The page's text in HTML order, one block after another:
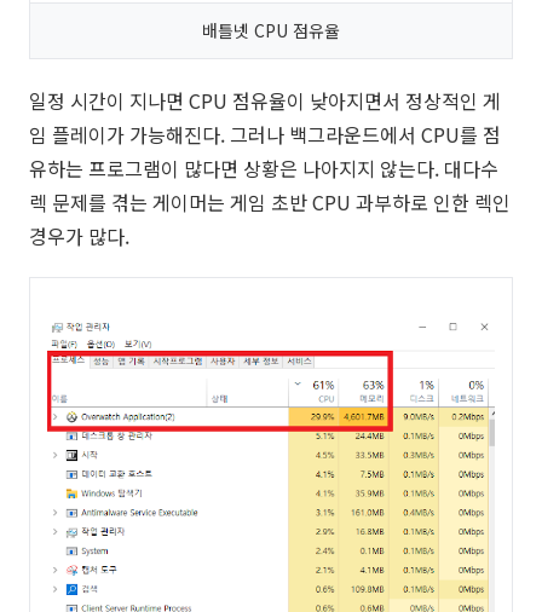
배틀넷 CPU 점유율
일정 시간이 지나면 CPU 점유율이 낮아지면서 정상적인 게
임 플레이가 가능해진다. 그러나 백그라운드에서 CPU를 점
유하는 프로그램이 많다면 상황은 나아지지 않는다. 대다수
렉 문제를 겪는 게이머는 게임 초반 CPU 과부하로 인한 렉인
경우가 많다.